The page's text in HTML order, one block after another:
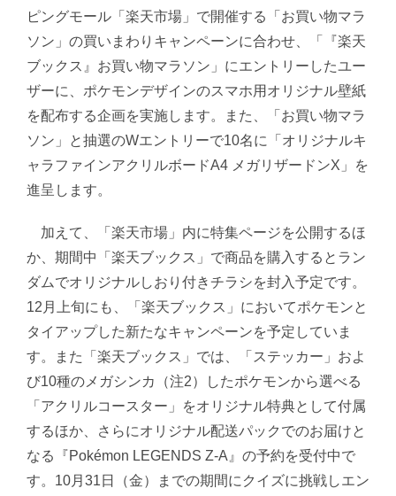
ピングモール「楽天市場」で開催する「お買い物マラ
ソン」の買いまわりキャンペーンに合わせ、「『楽天
ブックス』お買い物マラソン」にエントリーしたユー
ザーに、ポケモンデザインのスマホ用オリジナル壁紙
を配布する企画を実施します。また、「お買い物マラ
ソン」と抽選のWエントリーで10名に「オリジナルキ
ャラファインアクリルボードA4 メガリザードンX」を
進呈します。
加えて、「楽天市場」内に特集ページを公開するほ
か、期間中「楽天ブックス」で商品を購入するとラン
ダムでオリジナルしおり付きチラシを封入予定です。
12月上旬にも、「楽天ブックス」においてポケモンと
タイアップした新たなキャンペーンを予定していま
す。また「楽天ブックス」では、「ステッカー」およ
び10種のメガシンカ（注2）したポケモンから選べる
「アクリルコースター」をオリジナル特典として付属
するほか、さらにオリジナル配送パックでのお届けと
なる『Pokémon LEGENDS Z-A』の予約を受付中で
す。10月31日（金）までの期間にクイズに挑戦しエン